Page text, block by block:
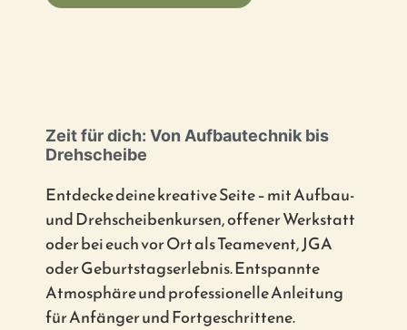
Zeit für dich: Von Aufbautechnik bis
Drehscheibe
Entdecke deine kreative Seite – mit Aufbau-
und Drehscheibenkursen, offener Werkstatt
oder bei euch vor Ort als Teamevent, JGA
oder Geburtstagserlebnis. Entspannte
Atmosphäre und professionelle Anleitung
für Anfänger und Fortgeschrittene.